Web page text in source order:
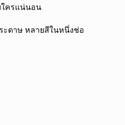
ครแน่นอน
ะดาษ หลายสีในหนึ่งช่อ